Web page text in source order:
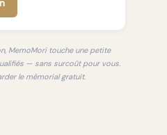
MemoMori touche une petite
— sans surcoût pour vous.
le mémorial gratuit.